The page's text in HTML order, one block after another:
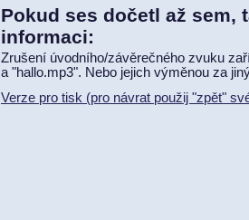
Pokud ses dočetl až sem,
informaci:
Zrušení úvodního/závěrečného zvuku
a "hallo.mp3". Nebo jejich výměnou za
Verze pro tisk (pro návrat použij "zpět"